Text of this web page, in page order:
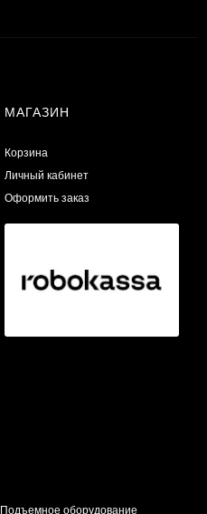
МАГАЗИН
Корзина
Личный кабинет
Оформить заказ
Подъемное оборудование